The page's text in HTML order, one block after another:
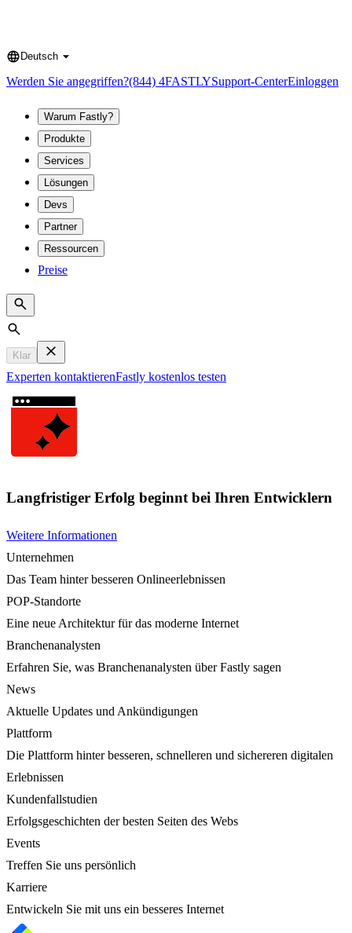
Language
Deutsch
Werden Sie angegriffen?(844) 4FASTLYSupport-CenterEinloggen
Warum Fastly?
Produkte
Services
Lösungen
Devs
Partner
Ressourcen
Preise
Search
Klar
Experten kontaktierenFastly kostenlos testen
Langfristiger Erfolg beginnt bei Ihren Entwicklern
Weitere Informationen
Unternehmen
Das Team hinter besseren Onlineerlebnissen
POP-Standorte
Eine neue Architektur für das moderne Internet
Branchenanalysten
Erfahren Sie, was Branchenanalysten über Fastly sagen
News
Aktuelle Updates und Ankündigungen
Plattform
Die Plattform hinter besseren, schnelleren und sichereren digitalen
Erlebnissen
Kundenfallstudien
Erfolgsgeschichten der besten Seiten des Webs
Events
Treffen Sie uns persönlich
Karriere
Entwickeln Sie mit uns ein besseres Internet